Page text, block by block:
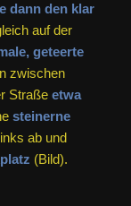
dann den klar
auf der
geteerte
zwischen
Straße etwa
steinerne
ab und
(Bild).